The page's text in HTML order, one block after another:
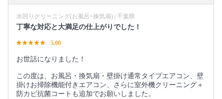
水回りクリーニング(お風呂×換気扇) | 千葉県
丁寧な対応と大満足の仕上がりでした！
5.00
お世話になりました！
この度は、お風呂・換気扇・壁掛け通常タイプエアコン、壁
掛けお掃除機能付きエアコン、さらに室外機クリーニング＋
防カビ抗菌コートも追加でお願いしました。